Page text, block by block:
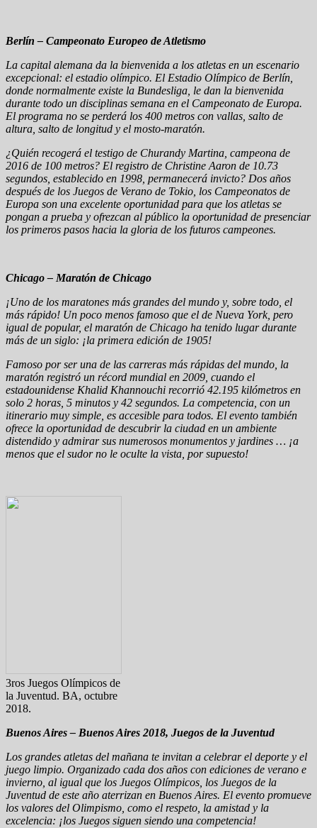
Berlín – Campeonato Europeo de Atletismo
La capital alemana da la bienvenida a los atletas en un escenario
excepcional: el estadio olímpico. El Estadio Olímpico de Berlín,
donde normalmente existe la Bundesliga, le dan la bienvenida
durante todo un disciplinas semana en el Campeonato de Europa.
El programa no se perderá los 400 metros con vallas, salto de
altura, salto de longitud y el mosto-maratón.
¿Quién recogerá el testigo de Churandy Martina, campeona de
2016 de 100 metros? El registro de Christine Aaron de 10.73
segundos, establecido en 1998, permanecerá invicto? Dos años
después de los Juegos de Verano de Tokio, los Campeonatos de
Europa son una excelente oportunidad para que los atletas se
pongan a prueba y ofrezcan al público la oportunidad de presenciar
los primeros pasos hacia la gloria de los futuros campeones.
Chicago – Maratón de Chicago
¡Uno de los maratones más grandes del mundo y, sobre todo, el
más rápido! Un poco menos famoso que el de Nueva York, pero
igual de popular, el maratón de Chicago ha tenido lugar durante
más de un siglo: ¡la primera edición de 1905!
Famoso por ser una de las carreras más rápidas del mundo, la
maratón registró un récord mundial en 2009, cuando el
estadounidense Khalid Khannouchi recorrió 42.195 kilómetros en
solo 2 horas, 5 minutos y 42 segundos. La competencia, con un
itinerario muy simple, es accesible para todos. El evento también
ofrece la oportunidad de descubrir la ciudad en un ambiente
distendido y admirar sus numerosos monumentos y jardines … ¡a
menos que el sudor no le oculte la vista, por supuesto!
3ros Juegos Olímpicos de
la Juventud. BA, octubre
2018.
Buenos Aires – Buenos Aires 2018, Juegos de la Juventud
Los grandes atletas del mañana te invitan a celebrar el deporte y el
juego limpio. Organizado cada dos años con ediciones de verano e
invierno, al igual que los Juegos Olímpicos, los Juegos de la
Juventud de este año aterrizan en Buenos Aires. El evento promueve
los valores del Olimpismo, como el respeto, la amistad y la
excelencia: ¡los Juegos siguen siendo una competencia!